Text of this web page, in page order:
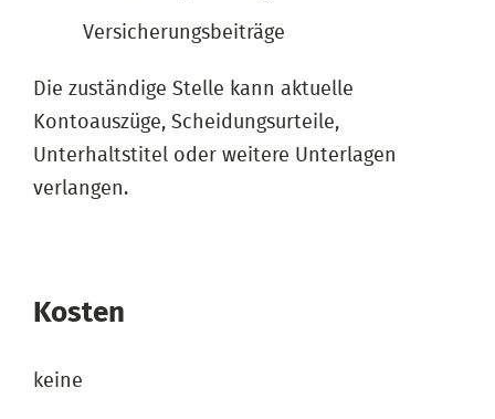
Versicherungsbeiträge
Die zuständige Stelle kann aktuelle
Kontoauszüge, Scheidungsurteile,
Unterhaltstitel oder weitere Unterlagen
verlangen.
Kosten
keine